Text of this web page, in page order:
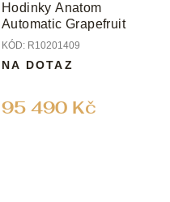
Hodinky Anatom
Automatic Grapefruit
KÓD: R10201409
95 490 Kč
NA DOTAZ